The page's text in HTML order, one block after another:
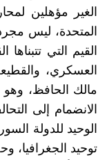
الغير مؤهلين
المتحدة، ليس
القيم التي
العسكري،
مالك الحافظ،
الانضمام إلى
الوحيد للدولة
توحيد الجغرافيا،